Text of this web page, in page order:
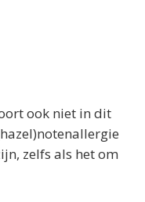
ook niet in dit
zelfs als het om